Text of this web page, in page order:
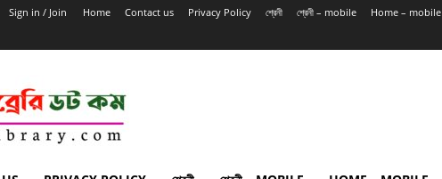
Sign in / Join Home Contact us Privacy Policy শ্রেনী শ্রেনী – mobile Home – mobile